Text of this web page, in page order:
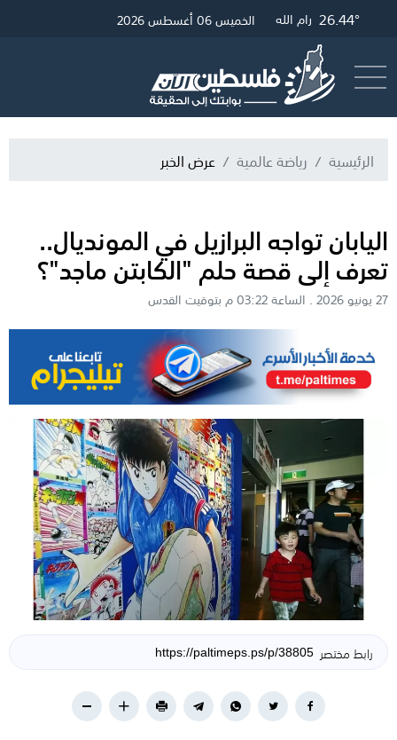
28.36° غزة 26.68° القدس 26.44° رام الله 25.53° الخليل الخميس 06 أغسطس 2026
الرئيسية رياضة عالمية عرض الخبر
اليابان تواجه البرازيل في المونديال..
تعرف إلى قصة حلم "الكابتن ماجد"؟
27 يونيو 2026 . الساعة 03:22 م بتوقيت القدس
رابط مختصر